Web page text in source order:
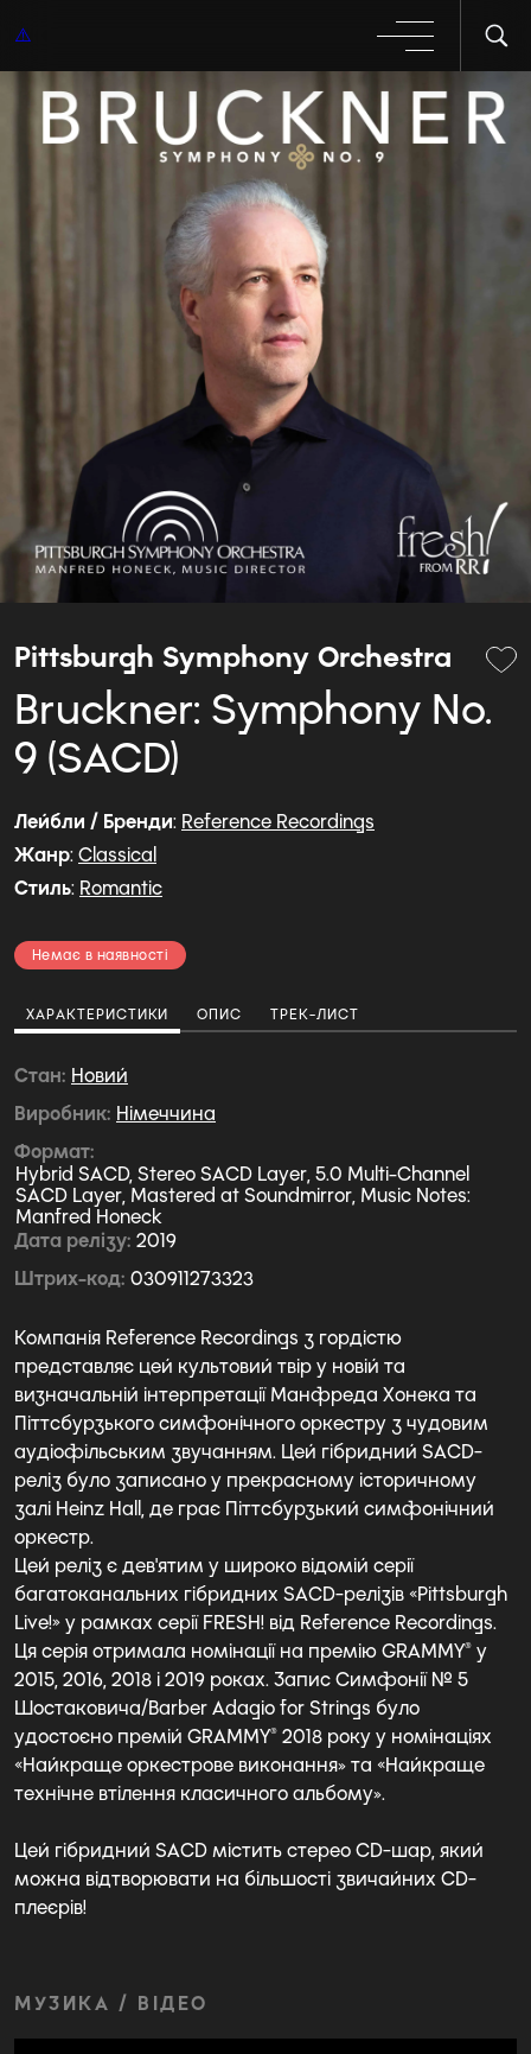
Pittsburgh Symphony Orchestra
Bruckner: Symphony No.
9 (SACD)
Лейбли / Бренди: Reference Recordings
Жанр: Classical
Стиль: Romantic
Немає в наявності
ХАРАКТЕРИСТИКИ ОПИС ТРЕК-ЛИСТ
Стан Новий
Виробник Німеччина
Формат
Hybrid SACD, Stereo SACD Layer, 5.0 Multi-Channel
SACD Layer, Mastered at Soundmirror, Music Notes:
Manfred Honeck
Дата релізу 2019
Штрих-код 030911273323
Компанія Reference Recordings з гордістю
представляє цей культовий твір у новій та
визначальній інтерпретації Манфреда Хонека та
Піттсбурзького симфонічного оркестру з чудовим
аудіофільським звучанням. Цей гібридний SACD-
реліз було записано у прекрасному історичному
залі Heinz Hall, де грає Піттсбурзький симфонічний
оркестр.
Цей реліз є дев'ятим у широко відомій серії
багатоканальних гібридних SACD-релізів «Pittsburgh
Live!» у рамках серії FRESH! від Reference Recordings.
Ця серія отримала номінації на премію GRAMMY® у
2015, 2016, 2018 і 2019 роках. Запис Симфонії № 5
Шостаковича/Barber Adagio for Strings було
удостоєно премій GRAMMY® 2018 року у номінаціях
«Найкраще оркестрове виконання» та «Найкраще
технічне втілення класичного альбому».
Цей гібридний SACD містить стерео CD-шар, який
можна відтворювати на більшості звичайних CD-
плеєрів!
МУЗИКА / ВІДЕО